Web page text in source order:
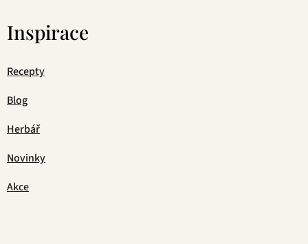
Inspirace
Recepty
Blog
Herbář
Novinky
Akce